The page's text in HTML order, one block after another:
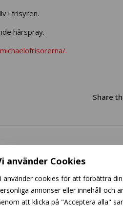
använder Cookies
använder cookies för att förbättra
annonser eller innehåll och
att klicka på "Acceptera alla"
i frisyren.
hårspray.
.
Share